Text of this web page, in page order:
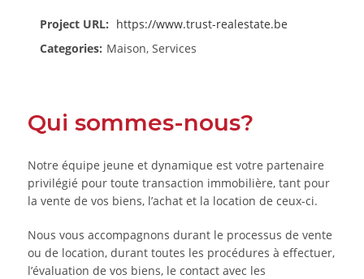
Project URL: https://www.trust-realestate.be
Categories: Maison, Services
Qui sommes-nous?
Notre équipe jeune et dynamique est votre partenaire
privilégié pour toute transaction immobilière, tant pour
la vente de vos biens, l’achat et la location de ceux-ci.
Nous vous accompagnons durant le processus de vente
ou de location, durant toutes les procédures à effectuer,
l’évaluation de vos biens, le contact avec les